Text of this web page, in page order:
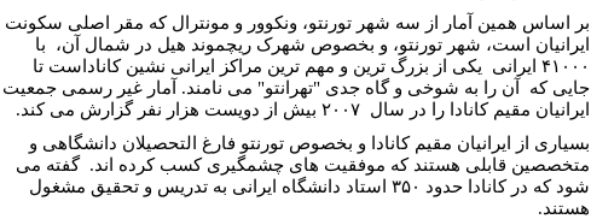
بر اساس همین آمار از سه شهر تورنتو، ونکوور و مونترال که مقر اصلی سکونت
ایرانیان است، شهر تورنتو، و بخصوص شهرک ریچموند هیل در شمال آن، با
۴۱۰۰۰ ایرانی یکی از بزرگ ترین و مهم ترین مراکز ایرانی نشین کاناداست تا
جایی که آن را به شوخی و گاه جدی "تهرانتو" می نامند. آمار غیر رسمی جمعیت
ایرانیان مقیم کانادا را در سال ۲۰۰۷ بیش از دویست هزار نفر گزارش می کند.
بسیاری از ایرانیان مقیم کانادا و بخصوص تورنتو فارغ التحصیلان دانشگاهی و
متخصصین قابلی هستند که موفقیت های چشمگیری کسب کرده اند. گفته می
شود که در کانادا حدود ۳۵۰ استاد دانشگاه ایرانی به تدریس و تحقیق مشغول
هستند.